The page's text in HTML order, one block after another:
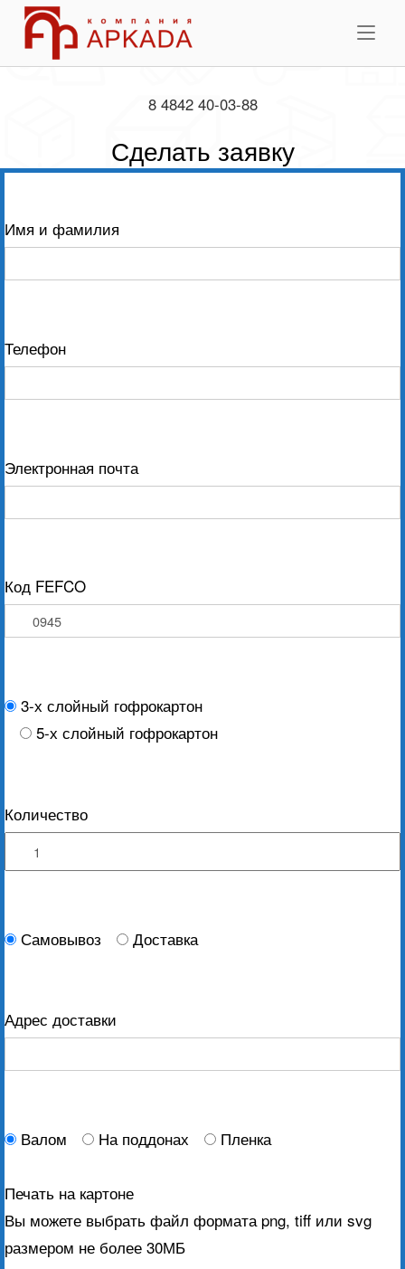
content
Home
8 4842 40-03-88
Сделать заявку
Имя и фамилия
Телефон
Электронная почта
Код FEFCO
3-х слойный гофрокартон
5-х слойный гофрокартон
Количество
Самовывоз Доставка
Адрес доставки
Валом На поддонах Пленка
Печать на картоне
Вы можете выбрать файл формата png, tiff или svg
размером не более 30МБ